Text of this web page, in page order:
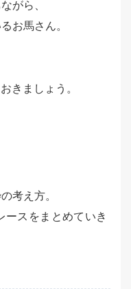
がら、
お馬さん。
きましょう。
考え方。
ースをまとめていき